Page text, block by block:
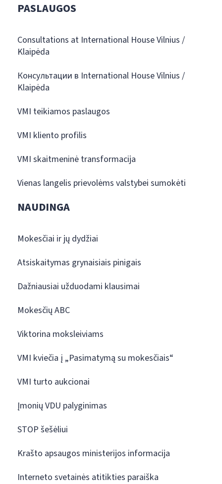
PASLAUGOS
Consultations at International House Vilnius /
Klaipėda
Консультации в International House Vilnius /
Klaipėda
VMI teikiamos paslaugos
VMI kliento profilis
VMI skaitmeninė transformacija
Vienas langelis prievolėms valstybei sumokėti
NAUDINGA
Mokesčiai ir jų dydžiai
Atsiskaitymas grynaisiais pinigais
Dažniausiai užduodami klausimai
Mokesčių ABC
Viktorina moksleiviams
VMI kviečia į „Pasimatymą su mokesčiais“
VMI turto aukcionai
Įmonių VDU palyginimas
STOP šešėliui
Krašto apsaugos ministerijos informacija
Interneto svetainės atitikties paraiška